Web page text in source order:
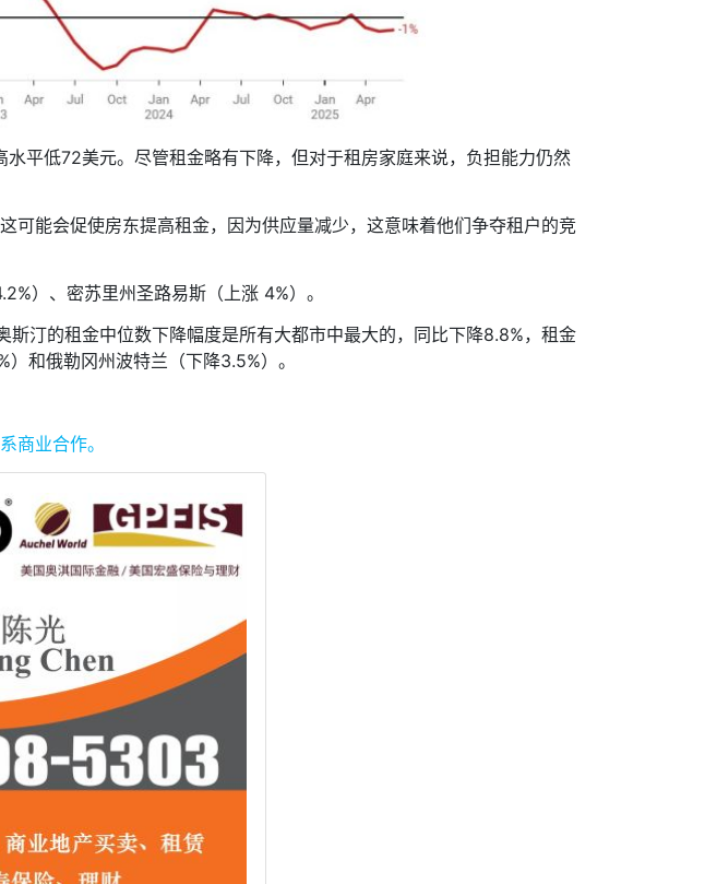
平低72美元。尽管租金略有下降，但对于租房家庭来说，负担能力仍然
能会促使房东提高租金，因为供应量减少，这意味着他们争夺租户的竞
）、密苏里州圣路易斯（上涨 4%）。
汀的租金中位数下降幅度是所有大都市中最大的，同比下降8.8%，租金
和俄勒冈州波特兰（下降3.5%）。
商业合作。